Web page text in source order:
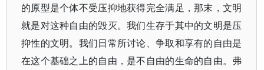
的原型是个体不受压抑地获得完全满足，那末，文明
就是对这种自由的毁灭。我们生存于其中的文明是压
抑性的文明。我们日常所讨论、争取和享有的自由是
在这个基础之上的自由，是不自由的生命的自由。弗